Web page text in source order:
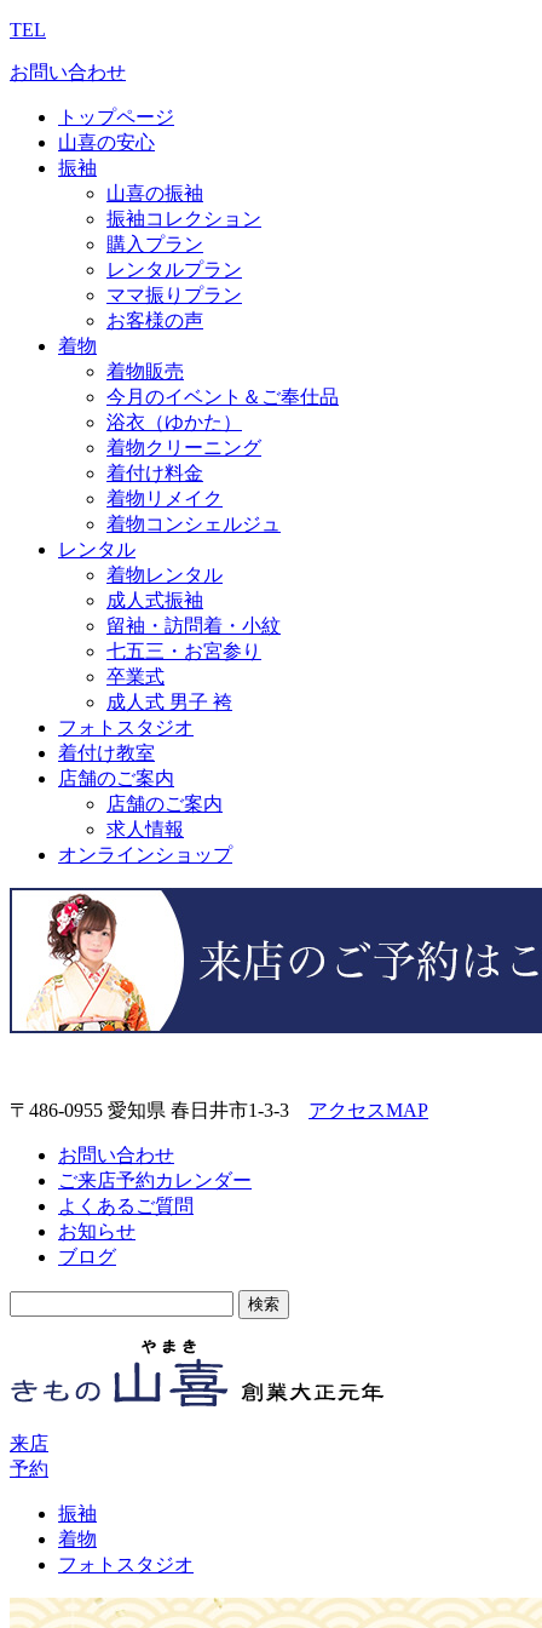
TEL
お問い合わせ
トップページ
山喜の安心
振袖
山喜の振袖
振袖コレクション
購入プラン
レンタルプラン
ママ振りプラン
お客様の声
着物
着物販売
今月のイベント＆ご奉仕品
浴衣（ゆかた）
着物クリーニング
着付け料金
着物リメイク
着物コンシェルジュ
レンタル
着物レンタル
成人式振袖
留袖・訪問着・小紋
七五三・お宮参り
卒業式
成人式 男子 袴
フォトスタジオ
着付け教室
店舗のご案内
店舗のご案内
求人情報
オンラインショップ
〒486-0955 愛知県 春日井市1-3-3 アクセスMAP
お問い合わせ
ご来店予約カレンダー
よくあるご質問
お知らせ
ブログ
来店
予約
振袖
着物
フォトスタジオ